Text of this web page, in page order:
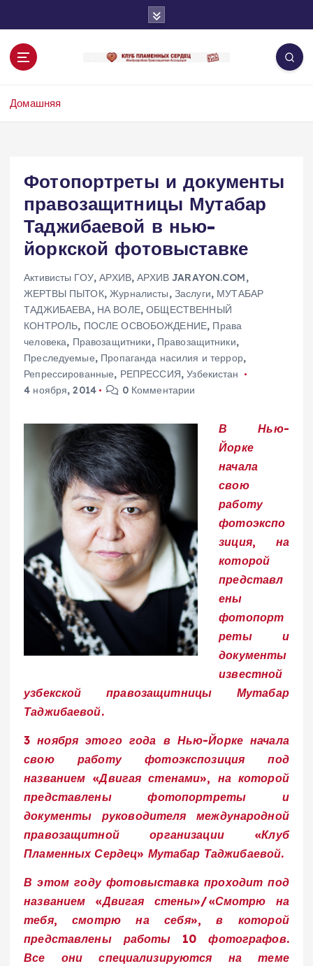
к
Домашняя
Фотопортреты и документы
правозащитницы Мутабар
Таджибаевой в нью-
йоркской фотовыставке
Активисты ГОУ,АРХИВ,АРХИВ JARAYON.COM,
ЖЕРТВЫ ПЫТОК,Журналисты, Заслуги, МУТАБАР
ТАДЖИБАЕВА, НА ВОЛЕ,ОБЩЕСТВЕННЫЙ
КОНТРОЛЬ, ПОСЛЕ ОСВОБОЖДЕНИЕ, Права
человека, Правозащитники, Правозащитники,
Преследуемые, Пропаганда насилия и террор,
Репрессированные, РЕПРЕССИЯ,Узбекистан
4 ноября, 2014
0 Комментарии
В Нью-
Йорке
начала
свою
работу
фотоэкспо
зиция, на
которой
представл
ены
фотопорт
реты и
документы
известной
узбекской правозащитницы Мутабар
Таджибаевой.
3 ноября этого года в Нью-Йорке начала
свою работу фотоэкспозиция под
названием «Двигая стенами», на которой
представлены фотопортреты и
документы руководителя международной
правозащитной организации «Клуб
Пламенных Сердец» Мутабар Таджибаевой.
В этом году фотовыставка проходит под
названием «Двигая стены»/«Смотрю на
тебя, смотрю на себя», в которой
представлены работы 10 фотографов.
Все они специализируются на теме